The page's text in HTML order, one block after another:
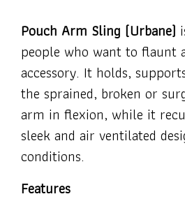
Pouch Arm Sling (Urbane)
people who want to flaunt
accessory. It holds,
the sprained, broken or
arm in flexion, while it
sleek and air ventilated
conditions.
Features